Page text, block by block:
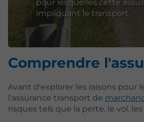
pour lesquelles cette
impliquant le transport.
Comprendre
Avant d'explorer les raisons pour
l'assurance transport de
risques tels que la perte, le vol,